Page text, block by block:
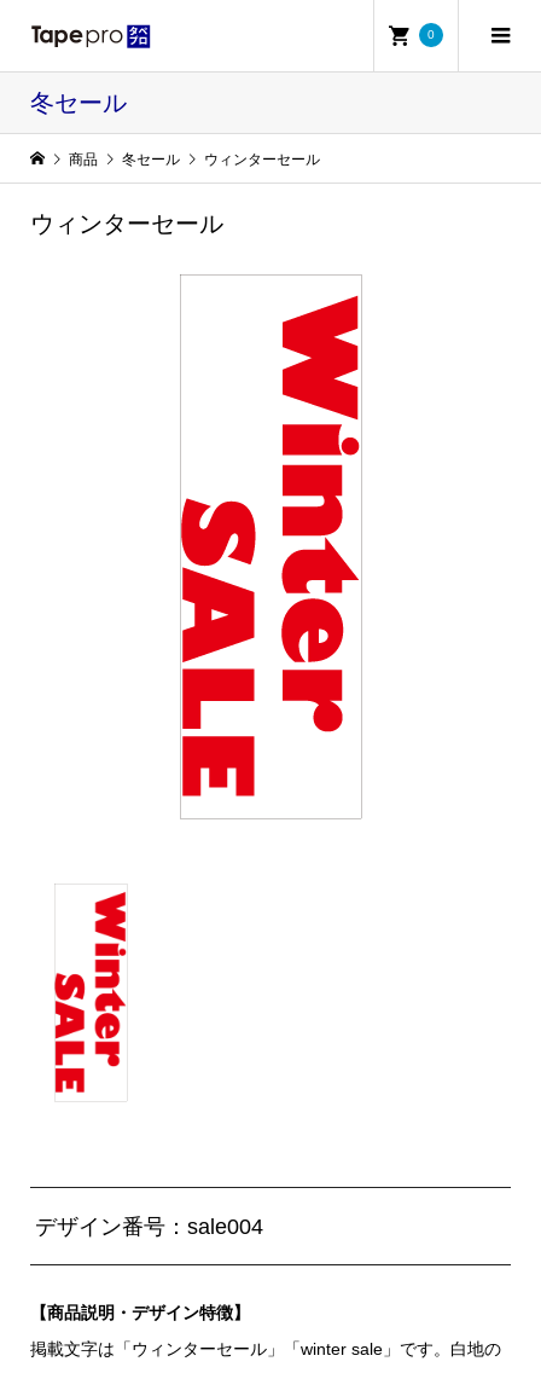
0
冬セール
商品 冬セール ウィンターセール
ウィンターセール
デザイン番号：sale004
【商品説明・デザイン特徴】
掲載文字は「ウィンターセール」「winter sale」です。白地の